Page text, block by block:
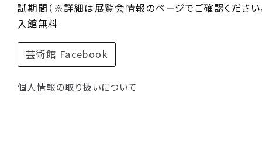
試期間（※詳細は展覧会情報のページでご確認ください
入館無料
芸術館 Facebook
個人情報の取り扱いについて